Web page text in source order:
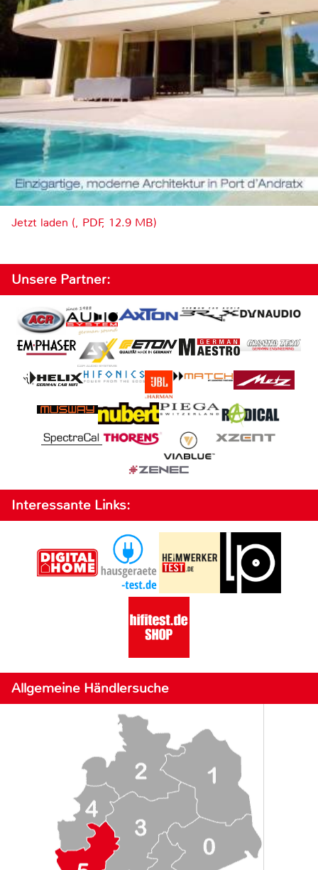
Jetzt laden (, PDF, 12.9 MB)
Unsere Partner:
Interessante Links:
Allgemeine Händlersuche